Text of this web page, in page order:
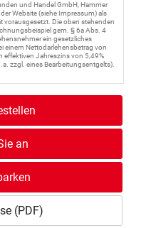
und Handel GmbH, Hammer
Website (siehe Impressum) als
vorausgesetzt. Die oben stehenden
gem. § 6a Abs. 4
ein gesetzliches
einem Nettodarlehensbetrag von
effektiven Jahreszins von 5,49%
zzgl. eines Bearbeitungsentgelts).
an
(PDF)